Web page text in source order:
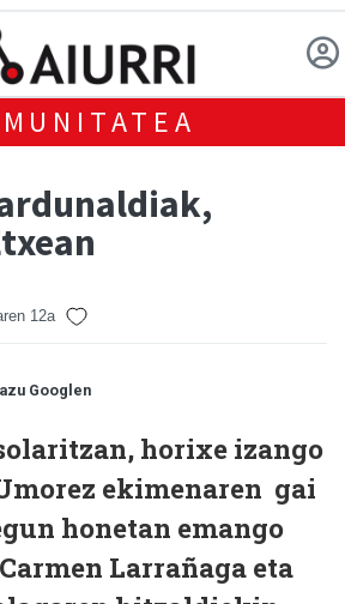
12a
Googlen
horixe izango
ekimenaren gai
honetan emango
Larrañaga eta